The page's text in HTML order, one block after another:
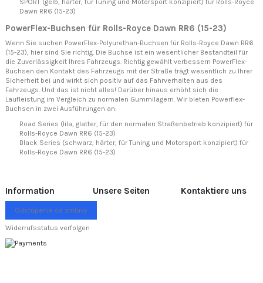
SPORT (gelb, härter, für Tuning und Motorsport konzipiert) für Rolls-Royce
Dawn RR6 (15-23)
PowerFlex-Buchsen für Rolls-Royce Dawn RR6 (15-23)
Wenn Sie suchen PowerFlex-Polyurethan-Buchsen für Rolls-Royce Dawn RR6
(15-23), hier sind Sie richtig. Die Buchse ist ein wesentlicher Bestandteil für
die Zuverlässigkeit Ihres Fahrzeugs. Richtig gewählt verbessern PowerFlex-
Buchsen den Kontakt des Fahrzeugs mit der Straße trägt wesentlich zu Ihrer
Sicherheit bei und wirkt sich positiv auf das Fahrverhalten aus des
Fahrzeugs. Und das ist nicht alles! Darüber hinaus erhöht sich die
Laufleistung im Vergleich zu normalen Gummilagern. Wir bieten Powerflex-
Buchsen in zwei Ausführungen an:
Road Series (lila, glatter, für den normalen Straßenbetrieb konzipiert) für
Rolls-Royce Dawn RR6 (15-23)
Black Series (schwarz, härter, für Tuning und Motorsport konzipiert) für
Rolls-Royce Dawn RR6 (15-23)
Information Unsere Seiten Kontaktiere uns
Odstúpenie od zmluvy
Widerrufsstatus verfolgen